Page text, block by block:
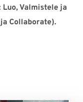
Luo, Valmistele ja
Collaborate).